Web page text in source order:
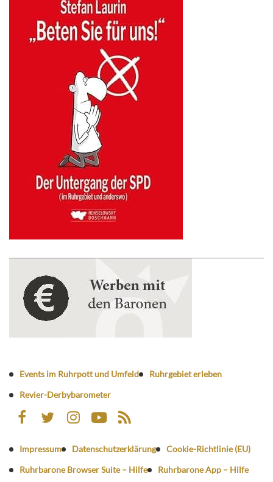
Events im Ruhrpott und Umfeld
Ruhrgebiet erleben
Revier-Derbybarometer
Impressum Datenschutzerklärung
Cookie-Richtlinie (EU)
Ruhrbarone Browser Suite – Hilfe
Ruhrbarone App – Hilfe